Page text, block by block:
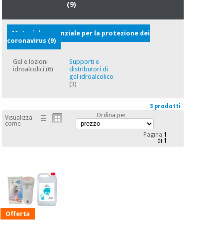
Sport
giochi
Armadi
sanitari
Ortopedia
dei
coronavirus
Aerobica,
Sport
sanitari
Veterinario
(9)
Materiale essenziale per la protezione dei
coronavirus (9)
Gel e lozioni
idroalcolici (6)
Supporti e
distributori di
gel idroalcolico
(3)
3 prodotti
Visualizza
come
Ordina per
Pagina 1
di 1
Offerta